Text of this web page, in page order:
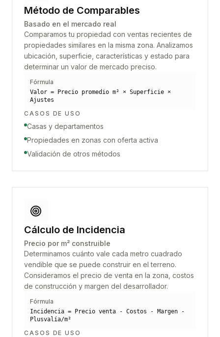
Método de Comparables
Basado en el mercado real
Comparamos tu propiedad con ventas recientes de
propiedades similares en la misma zona. Analizamos
ubicación, superficie, características y estado para
determinar un valor de mercado preciso.
Fórmula
Valor = Precio promedio m² × Superficie ×
Ajustes
CASOS DE USO
Casas y departamentos
Propiedades en zonas con oferta activa
Validación de otros métodos
Cálculo de Incidencia
Precio por m² construible
Determinamos cuánto vale cada metro cuadrado
vendible que se puede construir en el terreno.
Consideramos el precio de venta en la zona, costos
de construcción y margen del desarrollador.
Fórmula
Incidencia = Precio venta - Costos - Margen -
Plusvalía/m²
CASOS DE USO